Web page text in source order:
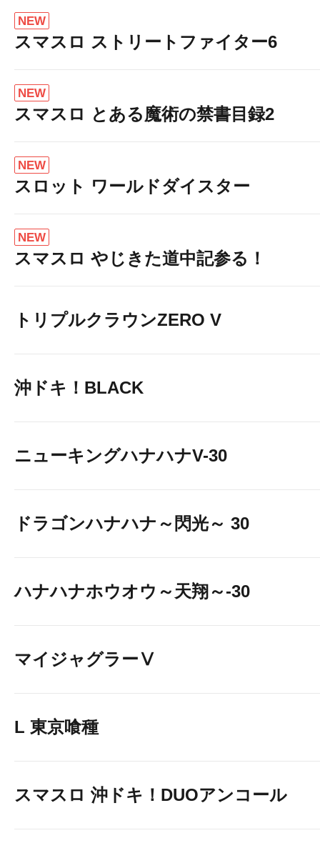
NEW
スマスロ ストリートファイター6
NEW
スマスロ とある魔術の禁書目録2
NEW
スロット ワールドダイスター
NEW
スマスロ やじきた道中記参る！
トリプルクラウンZERO V
沖ドキ！BLACK
ニューキングハナハナV-30
ドラゴンハナハナ～閃光～ 30
ハナハナホウオウ～天翔～-30
マイジャグラーⅤ
L 東京喰種
スマスロ 沖ドキ！DUOアンコール